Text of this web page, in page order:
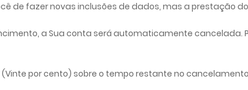
de fazer novas inclusões de dados, mas a prestação
a Sua conta será automaticamente cancelada.
por cento) sobre o tempo restante no